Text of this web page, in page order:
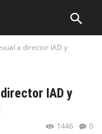
a director IAD y
IAD y
0
1446